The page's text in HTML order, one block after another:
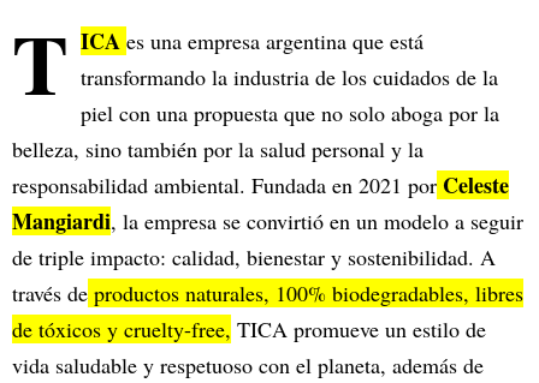
T ICA es una empresa argentina que está
transformando la industria de los cuidados de la
piel con una propuesta que no solo aboga por la
belleza, sino también por la salud personal y la
responsabilidad ambiental. Fundada en 2021 por Celeste
Mangiardi, la empresa se convirtió en un modelo a seguir
de triple impacto: calidad, bienestar y sostenibilidad. A
través de productos naturales, 100% biodegradables, libres
de tóxicos y cruelty-free, TICA promueve un estilo de
vida saludable y respetuoso con el planeta, además de